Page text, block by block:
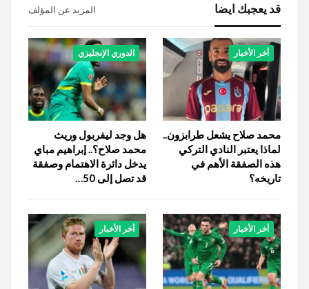
قد يعجبك ايضا المزيد عن المؤلف
أخر الأخبار
محمد صلاح يشعل طرابزون..
لماذا يعتبر النادي التركي
هذه الصفقة الأهم في
تاريخه؟
الدوري الإنجليزي
هل وجد ليفربول وريث
محمد صلاح؟.. إبراهيم مباي
يدخل دائرة الاهتمام وصفقة
قد تصل إلى 50…
أخر الأخبار أخر الأخبار